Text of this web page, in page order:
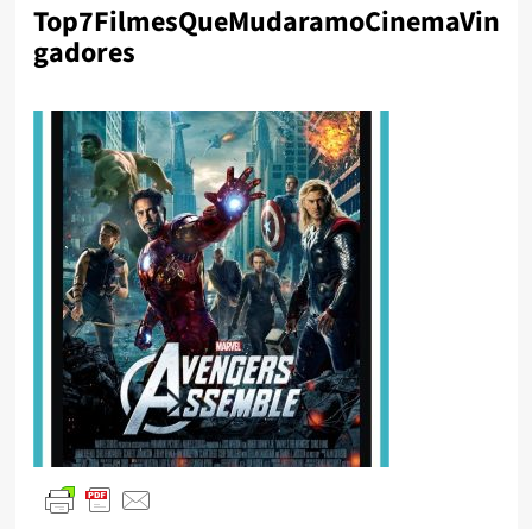
Top7FilmesQueMudaramoCinemaVin
gadores